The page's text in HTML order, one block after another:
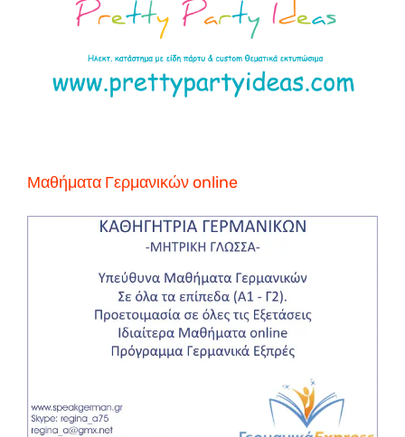
Μαθήματα Γερμανικών online